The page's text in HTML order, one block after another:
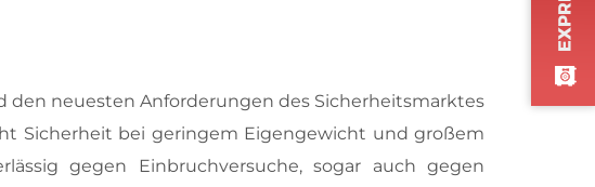
neuesten Anforderungen des Sicherheitsmarktes
Sicherheit bei geringem Eigengewicht und großem
gegen Einbruchversuche, sogar auch gegen